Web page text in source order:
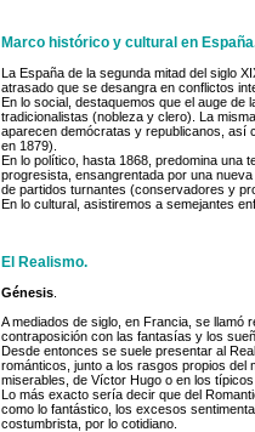
Marco histórico y cultural en
La España de la segunda mitad del siglo
atrasado que se desangra en conflictos
En lo social, destaquemos que el auge
tradicionalistas (nobleza y clero). La
aparecen demócratas y republicanos, así
en 1879).
En lo político, hasta 1868, predomina una
progresista, ensangrentada por una
de partidos turnantes (conservadores y
En lo cultural, asistiremos a semejantes
El Realismo.
Génesis
A mediados de siglo, en Francia, se llamó
contraposición con las fantasías y los
Desde entonces se suele presentar al
románticos, junto a los rasgos propios del
miserables, de Víctor Hugo o en los
Lo más exacto sería decir que del
como lo fantástico, los excesos
costumbrista, por lo cotidiano.